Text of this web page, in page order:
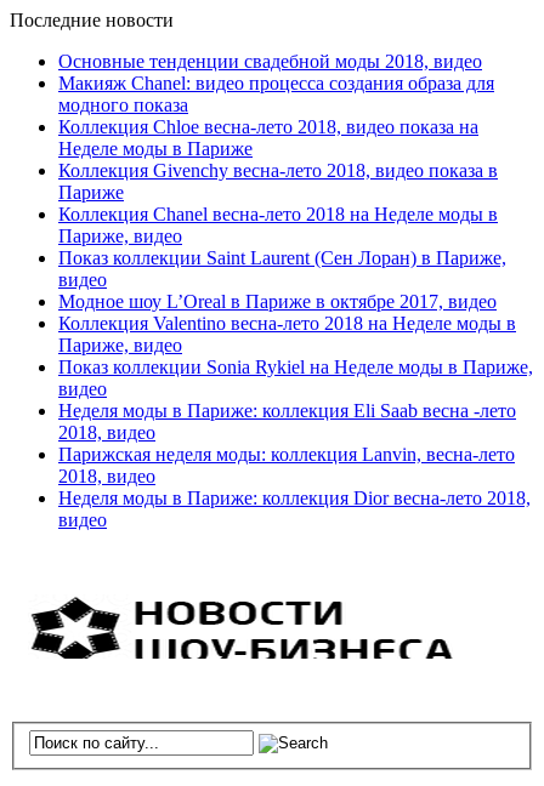
Последние новости
Основные тенденции свадебной моды 2018, видео
Макияж Chanel: видео процесса создания образа для
модного показа
Коллекция Chloe весна-лето 2018, видео показа на
Неделе моды в Париже
Коллекция Givenchy весна-лето 2018, видео показа в
Париже
Коллекция Chanel весна-лето 2018 на Неделе моды в
Париже, видео
Показ коллекции Saint Laurent (Сен Лоран) в Париже,
видео
Модное шоу L’Oreal в Париже в октябре 2017, видео
Коллекция Valentino весна-лето 2018 на Неделе моды в
Париже, видео
Показ коллекции Sonia Rykiel на Неделе моды в Париже,
видео
Неделя моды в Париже: коллекция Eli Saab весна -лето
2018, видео
Парижская неделя моды: коллекция Lanvin, весна-лето
2018, видео
Неделя моды в Париже: коллекция Dior весна-лето 2018,
видео